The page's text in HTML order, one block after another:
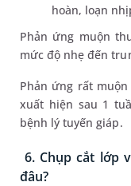
hoàn, loạn
Phản ứng muộn
mức độ nhẹ đến
Phản ứng rất
xuất hiện sau 1
bệnh lý tuyến giáp.
6. Chụp cắt lớp
đâu?